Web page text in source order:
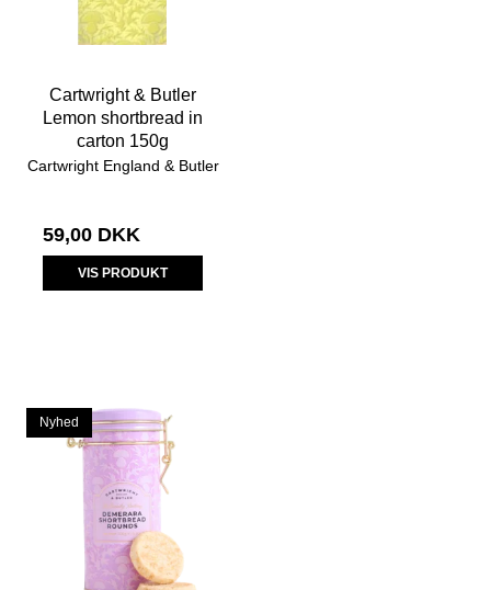
Cartwright & Butler
Lemon shortbread in
carton 150g
Cartwright England & Butler
59,00 DKK
VIS PRODUKT
Nyhed